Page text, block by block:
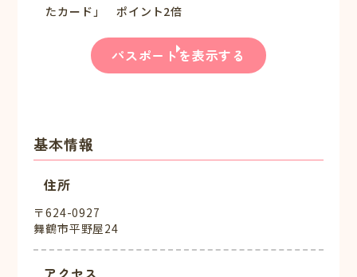
たカード」 ポイント2倍
パスポートを表示する
基本情報
住所
〒624-0927
舞鶴市平野屋24
アクセス